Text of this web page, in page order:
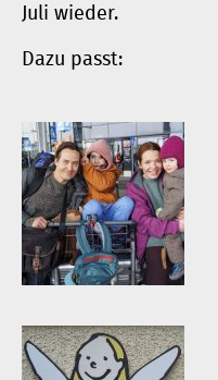
Juli wieder.
Dazu passt: